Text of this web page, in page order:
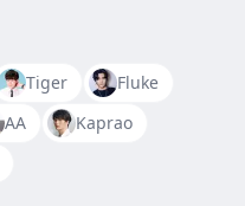
Tiger
Fluke
AA
Kaprao